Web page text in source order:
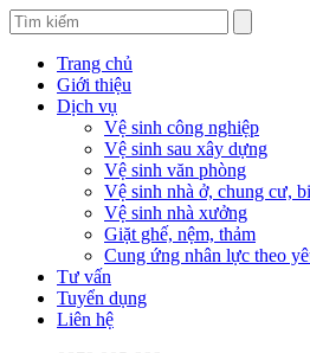
Trang chủ
Giới thiệu
Dịch vụ
Vệ sinh công nghiệp
Vệ sinh sau xây dựng
Vệ sinh văn phòng
Vệ sinh nhà ở, chung cư,
Vệ sinh nhà xưởng
Giặt ghế, nệm, thảm
Cung ứng nhân lực theo
Tư vấn
Tuyển dụng
Liên hệ